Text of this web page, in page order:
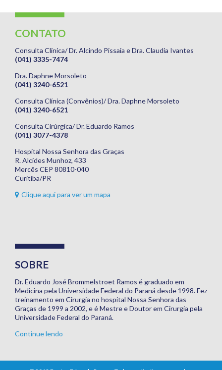
CONTATO
Consulta Clínica/ Dr. Alcindo Pissaia e Dra. Claudia Ivantes
(041) 3335-7474
Dra. Daphne Morsoleto
(041) 3240-6521
Consulta Clínica (Convênios)/ Dra. Daphne Morsoleto
(041) 3240-6521
Consulta Cirúrgica/ Dr. Eduardo Ramos
(041) 3077-4378
Hospital Nossa Senhora das Graças
R. Alcídes Munhoz, 433
Mercês CEP 80810-040
Curitiba/PR
Clique aqui para ver um mapa
SOBRE
Dr. Eduardo José Brommelstroet Ramos é graduado em
Medicina pela Universidade Federal do Paraná desde 1998. Fez
treinamento em Cirurgia no hospital Nossa Senhora das
Graças de 1999 a 2002, e é Mestre e Doutor em Cirurgia pela
Universidade Federal do Paraná.
Continue lendo